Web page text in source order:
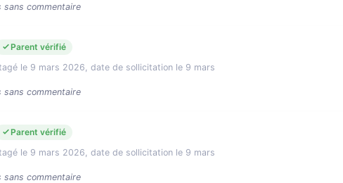
sans commentaire
Parent vérifié
le 9 mars 2026, date de sollicitation le 9 mars
sans commentaire
Parent vérifié
le 9 mars 2026, date de sollicitation le 9 mars
sans commentaire